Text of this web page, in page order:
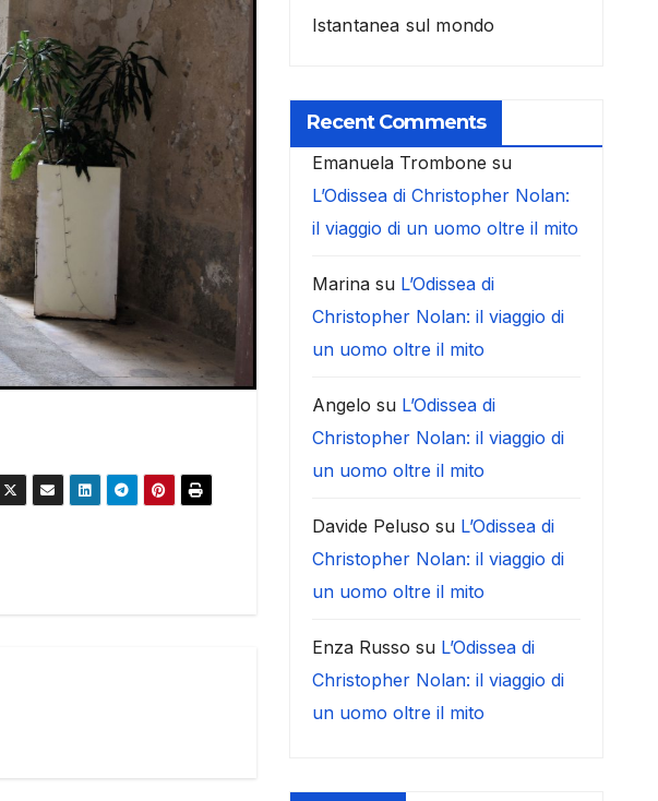
Istantanea sul mondo
Recent Comments
Emanuela Trombone su
L’Odissea di Christopher Nolan:
il viaggio di un uomo oltre il mito
Marinasu L’Odissea di
Christopher Nolan: il viaggio di
un uomo oltre il mito
Angelo su L’Odissea di
Christopher Nolan: il viaggio di
un uomo oltre il mito
Davide Peluso su L’Odissea di
Christopher Nolan: il viaggio di
un uomo oltre il mito
Enza Russo su L’Odissea di
Christopher Nolan: il viaggio di
un uomo oltre il mito